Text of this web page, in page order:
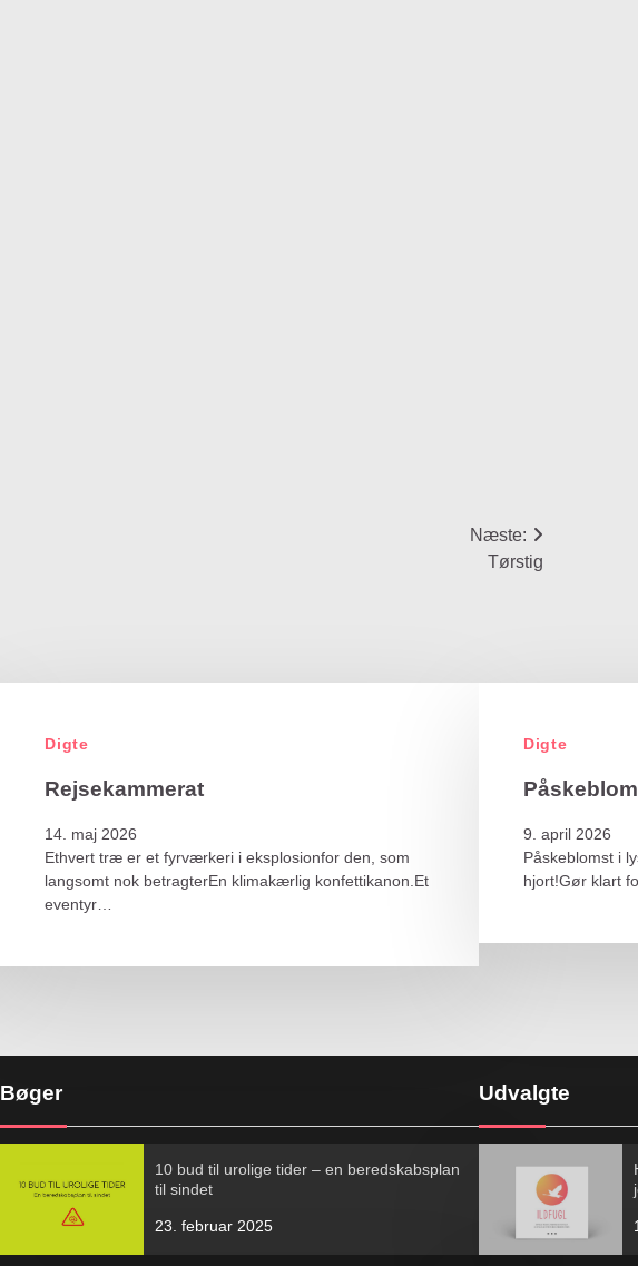
Næste:
Tørstig
Digte
Rejsekammerat
14. maj 2026
Ethvert træ er et fyrværkeri i eksplosionfor den, som
langsomt nok betragterEn klimakærlig konfettikanon.Et
eventyr…
Digte
9. april 2026
Påskeblomst i
hjort!Gør klart
Bøger
10 bud til urolige tider – en beredskabsplan
til sindet
23. februar 2025
Udvalgte